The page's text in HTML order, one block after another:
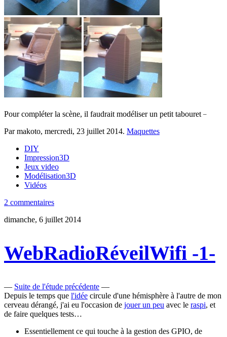
Pour compléter la scène, il faudrait modéliser un petit tabouret
Par makoto, mercredi, 23 juillet 2014. Maquettes
DIY
Impression3D
Jeux video
Modélisation3D
Vidéos
2 commentaires
dimanche, 6 juillet 2014
WebRadioRéveilWifi -1-
— Suite de l'étude précédente —
Depuis le temps que l'idée circule d'une hémisphère à l'autre de mon
cerveau dérangé, j'ai eu l'occasion de jouer un peu avec le raspi, et
de faire quelques tests…
Essentiellement ce qui touche à la gestion des GPIO, de